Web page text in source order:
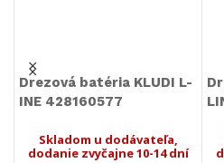
Drezová batéria KLUDI L-
INE 428160577
Skladom u dodávateľa,
dodanie zvyčajne 10-14 dní